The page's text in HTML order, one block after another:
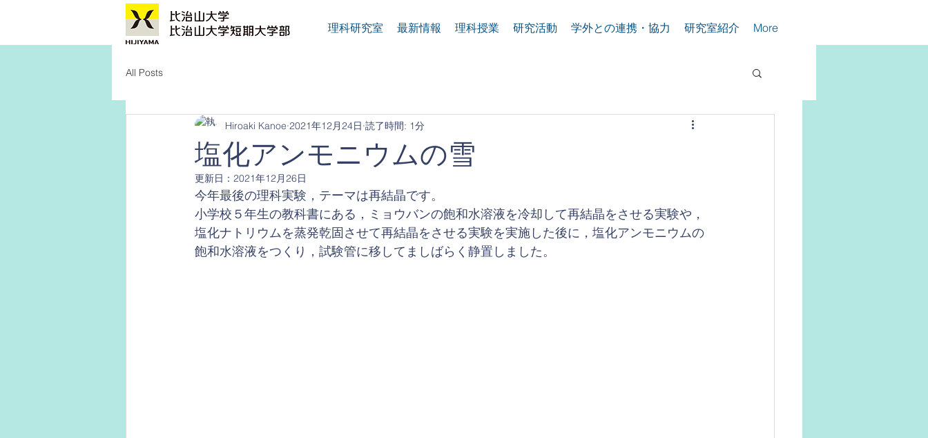
理科研究室 最新情報 理科授業 研究活動 学外との連携・協力 研究室紹介 More
All Posts
塩化アンモニウムの雪
Hiroaki Kanoe 2021年12月24日 読了時間: 1分
更新日： 2021年12月26日
今年最後の理科実験，テーマは再結晶です。
小学校５年生の教科書にある，ミョウバンの飽和水溶液を冷却して再結晶をさせる実験や，
塩化ナトリウムを蒸発乾固させて再結晶をさせる実験を実施した後に，塩化アンモニウムの
飽和水溶液をつくり，試験管に移してましばらく静置しました。